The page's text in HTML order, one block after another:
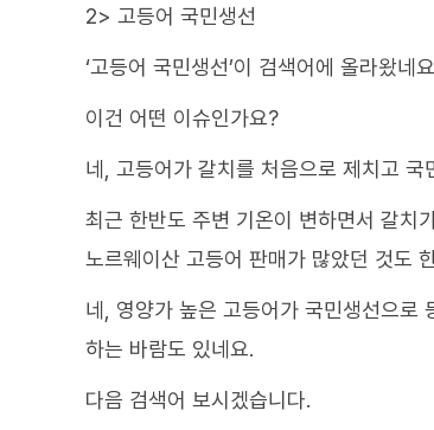
2> 고등어 국민생선
‘고등어 국민생선’이 검색어에 올라왔네
이건 어떤 이슈인가요?
네, 고등어가 갈치를 처음으로 제치고 국
최근 한반도 주변 기온이 변하면서 갈치
노르웨이산 고등어 판매가 많았던 것도
네, 영양가 높은 고등어가 국민생선으로
하는 바람도 있네요.
다음 검색어 보시겠습니다.